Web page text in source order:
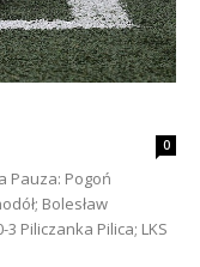
0
Pauza: Pogoń
Bolesław
Piliczanka Pilica; LKS